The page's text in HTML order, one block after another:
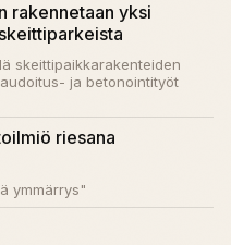
rakennetaan yksi
skeittipaikkarakenteiden
ja betonointityöt
riesana
ymmärrys"